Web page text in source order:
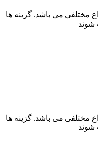
مختلفی می باشد. گزینه ها
مختلفی می باشد. گزینه ها